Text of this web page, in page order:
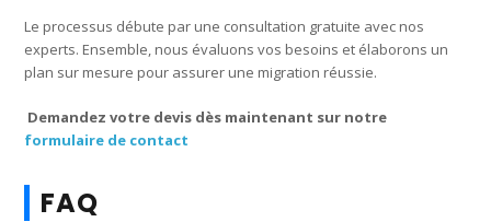
Le processus débute par une consultation gratuite avec nos
experts. Ensemble, nous évaluons vos besoins et élaborons un
plan sur mesure pour assurer une migration réussie.
Demandez votre devis dès maintenant sur notre
formulaire de contact
FAQ